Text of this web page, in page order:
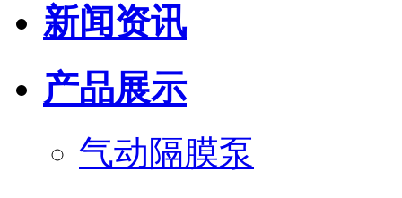
新闻资讯
产品展示
气动隔膜泵